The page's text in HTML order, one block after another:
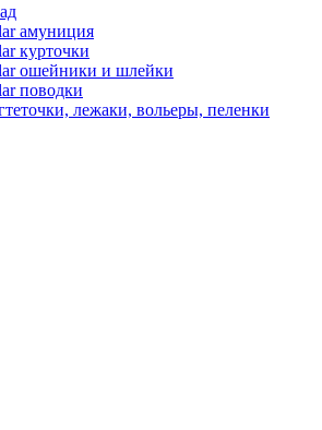
амуниция
курточки
ошейники и шлейки
поводки
лежаки, вольеры, пеленки